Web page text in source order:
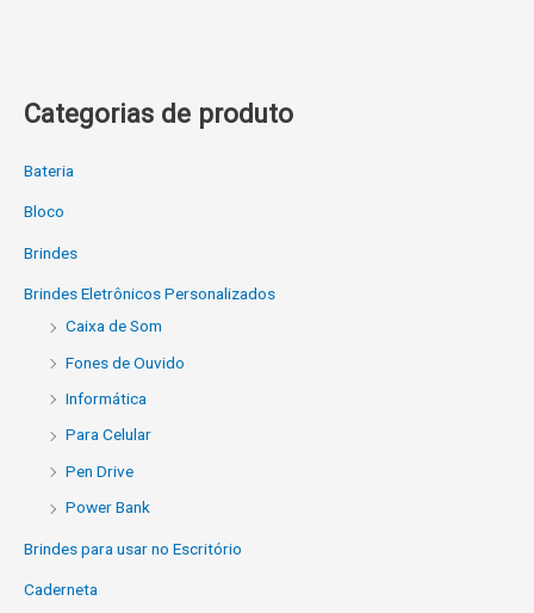
Categorias de produto
Bateria
Bloco
Brindes
Brindes Eletrônicos Personalizados
Caixa de Som
Fones de Ouvido
Informática
Para Celular
Pen Drive
Power Bank
Brindes para usar no Escritório
Caderneta